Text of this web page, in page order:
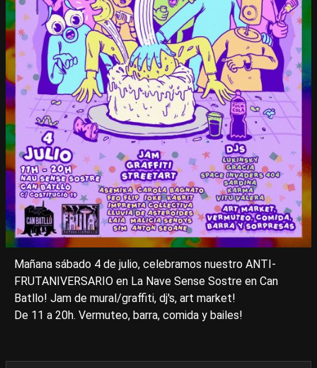
Mañana sábado 4 de julio, celebramos nuestro ANTI-
FRUTANIVERSARIO en La Nave Sense Sostre en Can
Batllo! Jam de mural/graffiti, dj's, art market!
De 11 a 20h. Vermuteo, barra, comida y bailes!